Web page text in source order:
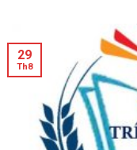
29
Th8